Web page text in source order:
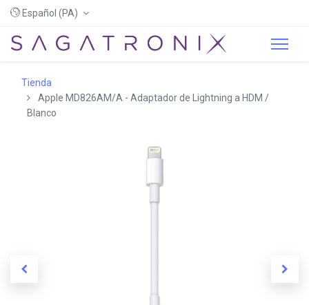
Español (PA)
Tienda
Apple MD826AM/A - Adaptador de Lightning a HDM /
Blanco